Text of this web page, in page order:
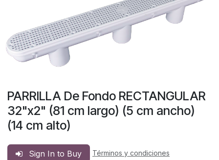
PARRILLA De Fondo RECTANGULAR
32"x2" (81 cm largo) (5 cm ancho)
(14 cm alto)
Sign In to Buy
Términos y condiciones